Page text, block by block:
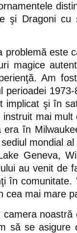
şi Dragoni cu
problemă este
magice
Am
perioadei
implicat şi în
mai
era în
mondial
Geneva,
au venit de
în comunitate.
cea mai mare
să se asigure